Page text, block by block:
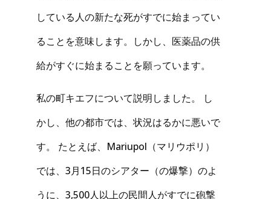
している人の新たな死がすでに始まってい
ることを意味します。しかし、医薬品の供
給がすぐに始まることを願っています。
私の町キエフについて説明しました。 し
かし、他の都市では、状況はるかに悪いで
す。 たとえば、Mariupol（マリウポリ）
では、3月15日のシアター（の爆撃）のよ
うに、3,500人以上の民間人がすでに砲撃